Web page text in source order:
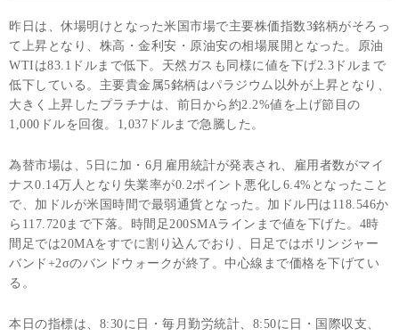
昨日は、休場明けとなった米国市場で主要株価指数3銘柄がそろっ
て上昇となり、株高・金利安・原油安の相場展開となった。原油
WTIは83.1ドルまで低下。天然ガスも同様に値を下げ2.3ドルまで
低下している。主要貴金属5銘柄はパラジウム以外が上昇となり、
大きく上昇したプラチナは、前日から約2.2%値を上げ節目の
1,000ドルを回復。1,037ドルまで急騰した。
為替市場は、5日に加・6月雇用統計が発表され、雇用者数がマイ
ナス0.14万人となり失業率が0.2ポイント悪化し6.4%となったこと
で、加ドルが米国時間で最弱通貨となった。加ドル円は118.546か
ら117.720まで下落。時間足200SMAラインまで値を下げた。4時
間足では20MAをすでに割り込んでおり、日足ではボリンジャー
バンド+2σのバンドウォークが終了。中心線まで価格を下げてい
る。
本日の指標は、8:30に日・毎月勤労統計、8:50に日・国際収支、